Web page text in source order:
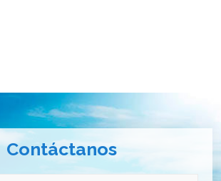
Contáctanos